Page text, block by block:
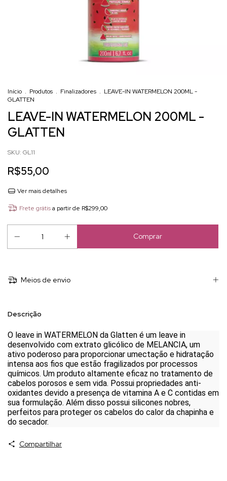
Início . Produtos . Finalizadores . LEAVE-IN WATERMELON 200ML -
GLATTEN
LEAVE-IN WATERMELON 200ML -
GLATTEN
SKU: GL11
R$55,00
Ver mais detalhes
Frete grátis a partir de R$299,00
Meios de envio
Descrição
O leave in WATERMELON da Glatten é um leave in
desenvolvido com extrato glicólico de MELANCIA, um
ativo poderoso para proporcionar umectação e hidratação
intensa aos fios que estão fragilizados por processos
químicos. Um produto altamente eficaz no tratamento de
cabelos porosos e sem vida. Possui propriedades anti-
oxidantes devido a presença de vitamina A e C contidas em
sua formulação. Além disso possui silicones nobres,
perfeitos para proteger os cabelos do calor da chapinha e
do secador.
Compartilhar